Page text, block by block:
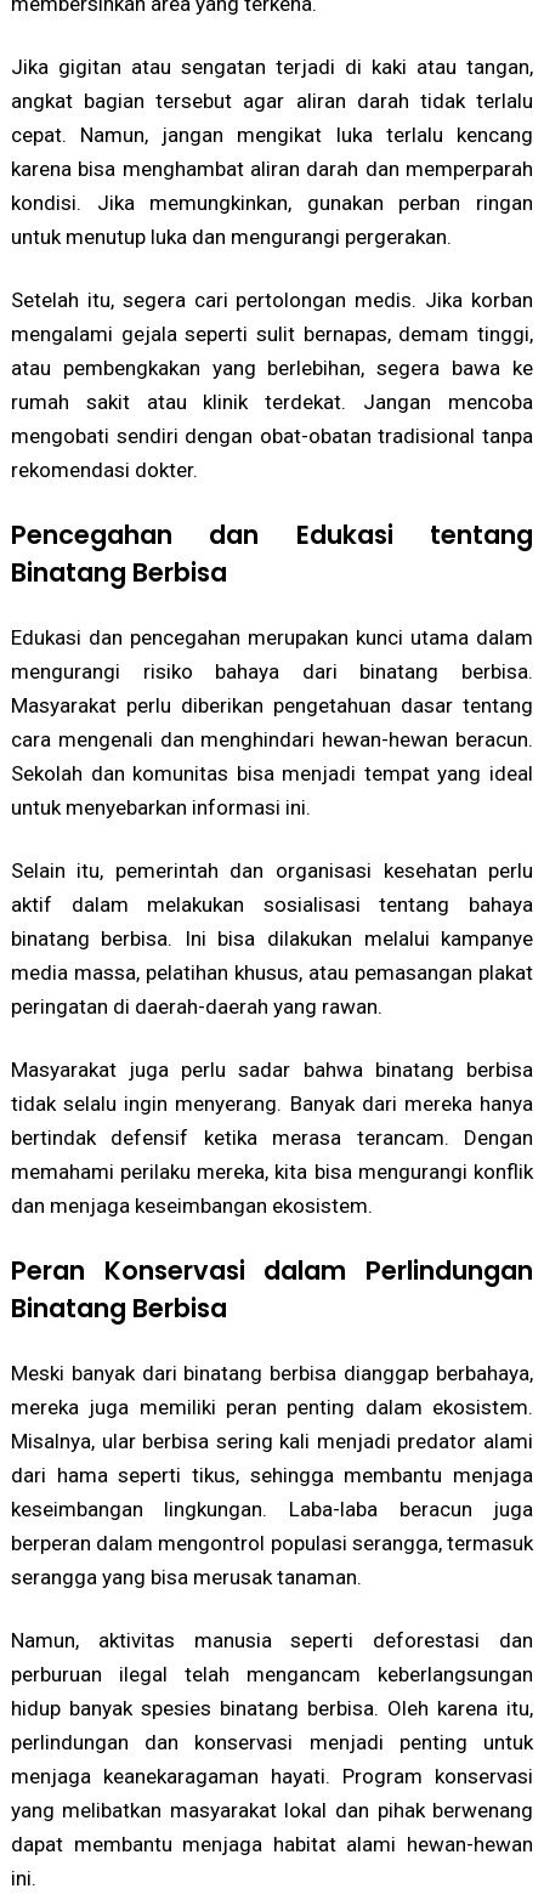
Jika gigitan atau sengatan terjadi di kaki atau tangan,
angkat bagian tersebut agar aliran darah tidak terlalu
cepat. Namun, jangan mengikat luka terlalu kencang
karena bisa menghambat aliran darah dan memperparah
kondisi. Jika memungkinkan, gunakan perban ringan
untuk menutup luka dan mengurangi pergerakan.
Setelah itu, segera cari pertolongan medis. Jika korban
mengalami gejala seperti sulit bernapas, demam tinggi,
atau pembengkakan yang berlebihan, segera bawa ke
rumah sakit atau klinik terdekat. Jangan mencoba
mengobati sendiri dengan obat-obatan tradisional tanpa
rekomendasi dokter.
Pencegahan dan Edukasi tentang
Binatang Berbisa
Edukasi dan pencegahan merupakan kunci utama dalam
mengurangi risiko bahaya dari binatang berbisa.
Masyarakat perlu diberikan pengetahuan dasar tentang
cara mengenali dan menghindari hewan-hewan beracun.
Sekolah dan komunitas bisa menjadi tempat yang ideal
untuk menyebarkan informasi ini.
Selain itu, pemerintah dan organisasi kesehatan perlu
aktif dalam melakukan sosialisasi tentang bahaya
binatang berbisa. Ini bisa dilakukan melalui kampanye
media massa, pelatihan khusus, atau pemasangan plakat
peringatan di daerah-daerah yang rawan.
Masyarakat juga perlu sadar bahwa binatang berbisa
tidak selalu ingin menyerang. Banyak dari mereka hanya
bertindak defensif ketika merasa terancam. Dengan
memahami perilaku mereka, kita bisa mengurangi konflik
dan menjaga keseimbangan ekosistem.
Peran Konservasi dalam Perlindungan
Binatang Berbisa
Meski banyak dari binatang berbisa dianggap berbahaya,
mereka juga memiliki peran penting dalam ekosistem.
Misalnya, ular berbisa sering kali menjadi predator alami
dari hama seperti tikus, sehingga membantu menjaga
keseimbangan lingkungan. Laba-laba beracun juga
berperan dalam mengontrol populasi serangga, termasuk
serangga yang bisa merusak tanaman.
Namun, aktivitas manusia seperti deforestasi dan
perburuan ilegal telah mengancam keberlangsungan
hidup banyak spesies binatang berbisa. Oleh karena itu,
perlindungan dan konservasi menjadi penting untuk
menjaga keanekaragaman hayati. Program konservasi
yang melibatkan masyarakat lokal dan pihak berwenang
dapat membantu menjaga habitat alami hewan-hewan
ini.